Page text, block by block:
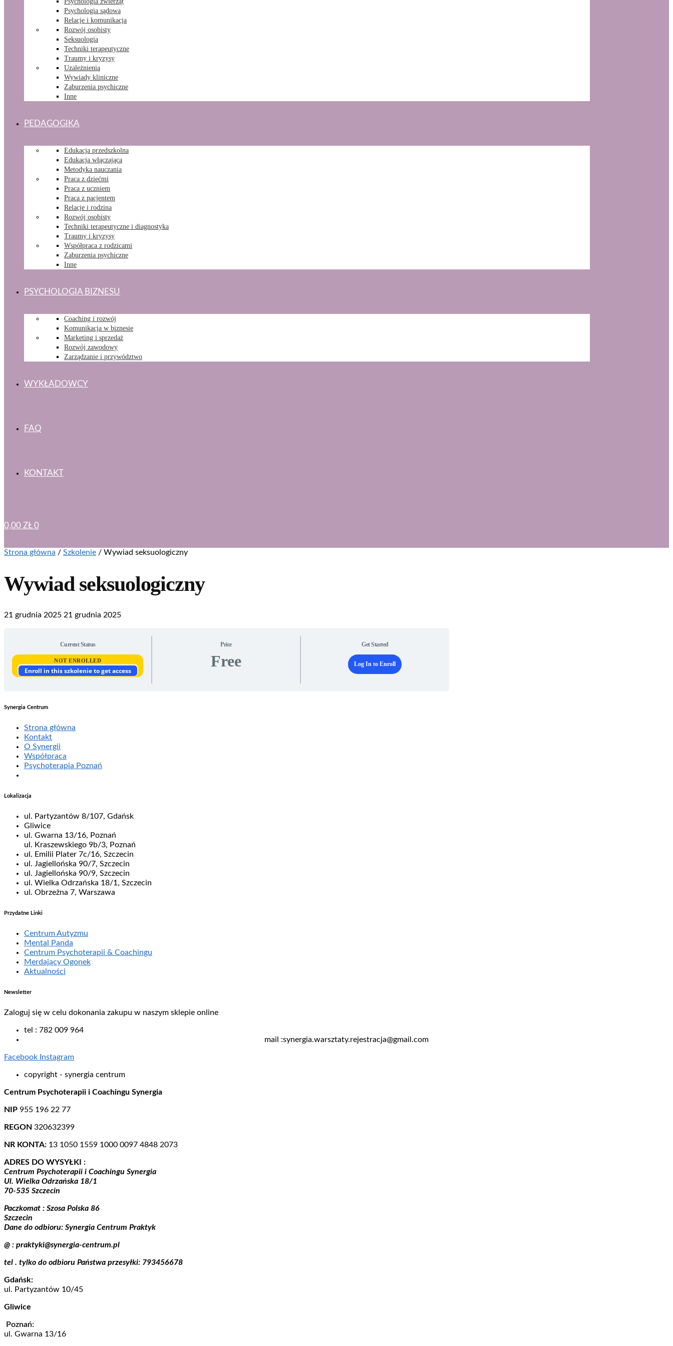
Psychologia sądowa
Relacje i komunikacja
Rozwój osobisty
Seksuologia
Techniki terapeutyczne
Traumy i kryzysy
Uzależnienia
Wywiady kliniczne
Zaburzenia psychiczne
Inne
PEDAGOGIKA
Edukacja przedszkolna
Edukacja włączająca
Metodyka nauczania
Praca z dziećmi
Praca z uczniem
Praca z pacjentem
Relacje i rodzina
Rozwój osobisty
Techniki terapeutyczne i diagnostyka
Traumy i kryzysy
Współpraca z rodzicami
Zaburzenia psychiczne
Inne
PSYCHOLOGIA BIZNESU
Coaching i rozwój
Komunikacja w biznesie
Marketing i sprzedaż
Rozwój zawodowy
Zarządzanie i przywództwo
WYKŁADOWCY
FAQ
KONTAKT
0,00 ZŁ 0
Strona główna / Szkolenie / Wywiad seksuologiczny
Wywiad seksuologiczny
21 grudnia 2025 21 grudnia 2025
Current Status
NOT ENROLLED
Enroll in this szkolenie to get access
Price
Free
Get Started
Log In to Enroll
Synergia Centrum
Strona główna
Kontakt
O Synergii
Współpraca
Psychoterapia Poznań
Lokalizacja
ul. Partyzantów 8/107, Gdańsk
Gliwice
ul. Gwarna 13/16, Poznań
ul. Kraszewskiego 9b/3, Poznań
ul. Emilii Plater 7c/16, Szczecin
ul. Jagiellońska 90/7, Szczecin
ul. Jagiellońska 90/9, Szczecin
ul. Wielka Odrzańska 18/1, Szczecin
ul. Obrzeżna 7, Warszawa
Przydatne Linki
Centrum Autyzmu
Mental Panda
Centrum Psychoterapii & Coachingu
Merdający Ogonek
Aktualności
Newsletter
Zaloguj się w celu dokonania zakupu w naszym sklepie online
tel : 782 009 964
mail :synergia.warsztaty.rejestracja@gmail.com
Facebook Instagram
copyright - synergia centrum
Centrum Psychoterapii i Coachingu Synergia
NIP 955 196 22 77
REGON 320632399
NR KONTA: 13 1050 1559 1000 0097 4848 2073
ADRES DO WYSYŁKI :
Centrum Psychoterapii i Coachingu Synergia
Ul. Wielka Odrzańska 18/1
70-535 Szczecin
Paczkomat : Szosa Polska 86
Szczecin
Dane do odbioru: Synergia Centrum Praktyk
@ : praktyki@synergia-centrum.pl
tel . tylko do odbioru Państwa przesyłki: 793456678
Gdańsk:
ul. Partyzantów 10/45
Gliwice
Poznań:
ul. Gwarna 13/16